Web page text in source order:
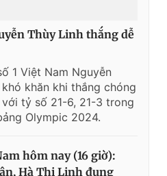
Thùy Linh thắng dễ
1 Việt Nam Nguyễn
khăn khi thắng chóng
tỷ số 21-6, 21-3 trong
Olympic 2024.
hôm nay (16 giờ):
Hà Thị Linh đụng